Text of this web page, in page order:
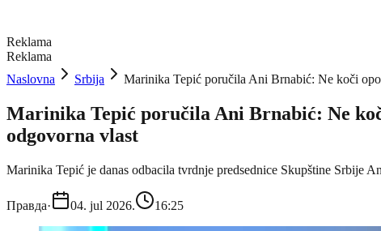
Reklama
Reklama
Naslovna
Srbija Marinika Tepić poručila Ani Brnabić: Ne koči
Marinika Tepić poručila Ani Brnabić: Ne
odgovorna vlast
Marinika Tepić je danas odbacila tvrdnje predsednice Skupštine Srbije
Правда· 04. jul 2026. 16:25